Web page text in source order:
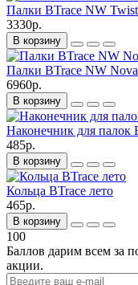
Палки BTrace NW Twist
3330р.
В корзину
Палки BTrace NW Nova
6960р.
В корзину
Наконечник для палок
485р.
В корзину
Кольца BTrace лето
465р.
В корзину
100
Баллов дарим всем за
акции.